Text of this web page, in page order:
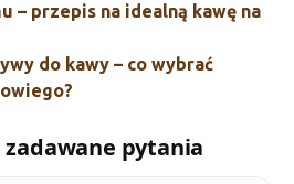
– przepis na idealną kawę na
do kawy – co wybrać
zadawane pytania